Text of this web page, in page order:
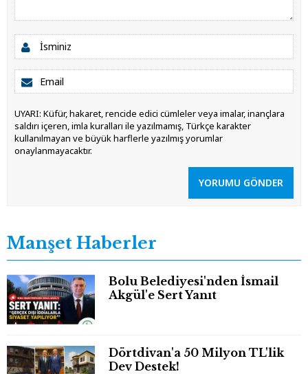
UYARI: Küfür, hakaret, rencide edici cümleler veya imalar, inançlara
saldırı içeren, imla kuralları ile yazılmamış, Türkçe karakter
kullanılmayan ve büyük harflerle yazılmış yorumlar
onaylanmayacaktır.
YORUMU GÖNDER
Manşet Haberler
Bolu Belediyesi'nden İsmail
Akgül'e Sert Yanıt
Dörtdivan'a 50 Milyon TL'lik
Dev Destek!